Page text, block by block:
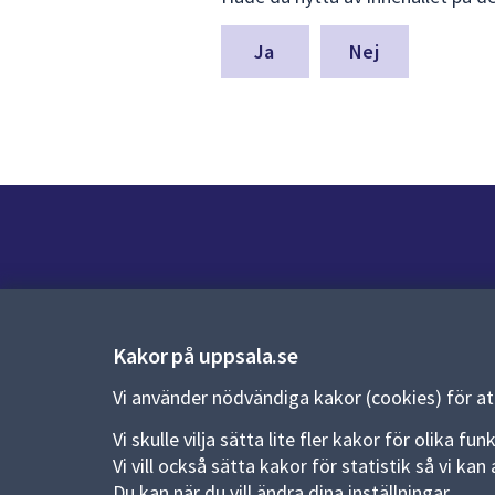
Kakor på uppsala.se
Vi använder nödvändiga kakor (cookies) för
Vi skulle vilja sätta lite fler kakor för olika
Vi vill också sätta kakor för statistik så vi
för
denna
Nej
Kontaktcenter:018-727 00 00
E-post:uppsala.kommun@uppsala.se
Fler kontaktvägar